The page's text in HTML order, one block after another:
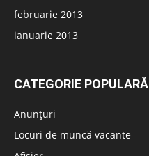
februarie 2013
ianuarie 2013
CATEGORIE POPULARĂ
Anunțuri
Locuri de muncă vacante